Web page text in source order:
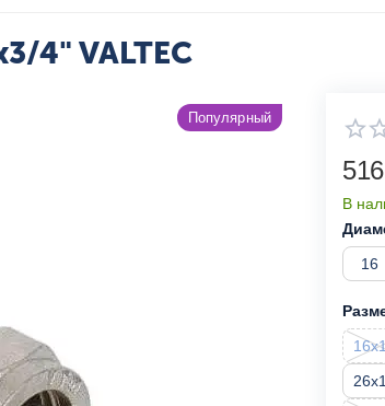
4" VALTEC
Популярный
В
16